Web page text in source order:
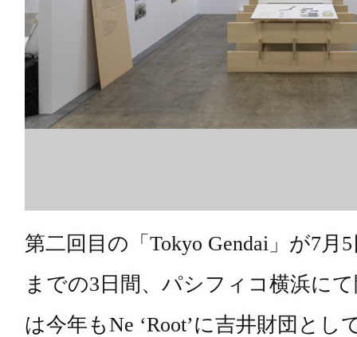
第二回目の「Tokyo Gendai」が7月
までの3日間、パシフィコ横浜に
は今年もNe ‘Root’​に吉井財団と